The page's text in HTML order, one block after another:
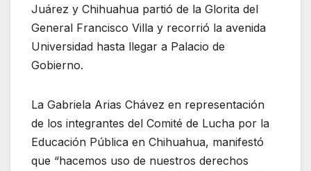
Juárez y Chihuahua partió de la Glorita del
General Francisco Villa y recorrió la avenida
Universidad hasta llegar a Palacio de
Gobierno.
La Gabriela Arias Chávez en representación
de los integrantes del Comité de Lucha por la
Educación Pública en Chihuahua, manifestó
que “hacemos uso de nuestros derechos